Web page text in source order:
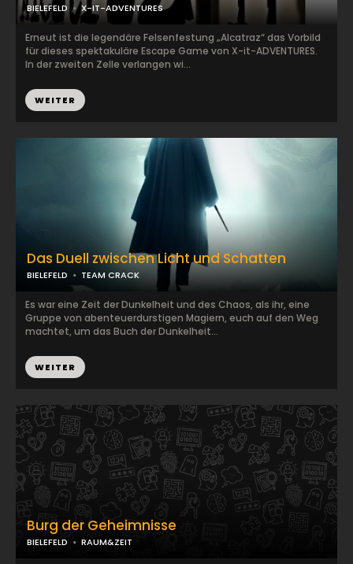
Das Duell zwischen Licht und Schatten
BIELEFELD TEAM CRACK
Es war eine Zeit der Dunkelheit und des Chaos, als ihr, eine
Gruppe von abenteuerdurstigen Magiern, euch auf den Weg
machtet, um das Buch der Dunkelheit...
WEITER
BIELEFELD X-IT-ADVENTURES
Erneut ist die legendäre Felsenfestung „Alcatraz“ das Vorbild
für dieses spektakuläre Escape Game von X-it-ADVENTURES.
In der zweiten Zelle verlangen wi...
WEITER
Burg der Geheimnisse
BIELEFELD RAUM&ZEIT